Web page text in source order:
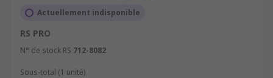
Actuellement indisponible
RS PRO
N° de stock RS 712-8082
Sous-total (1 unité)